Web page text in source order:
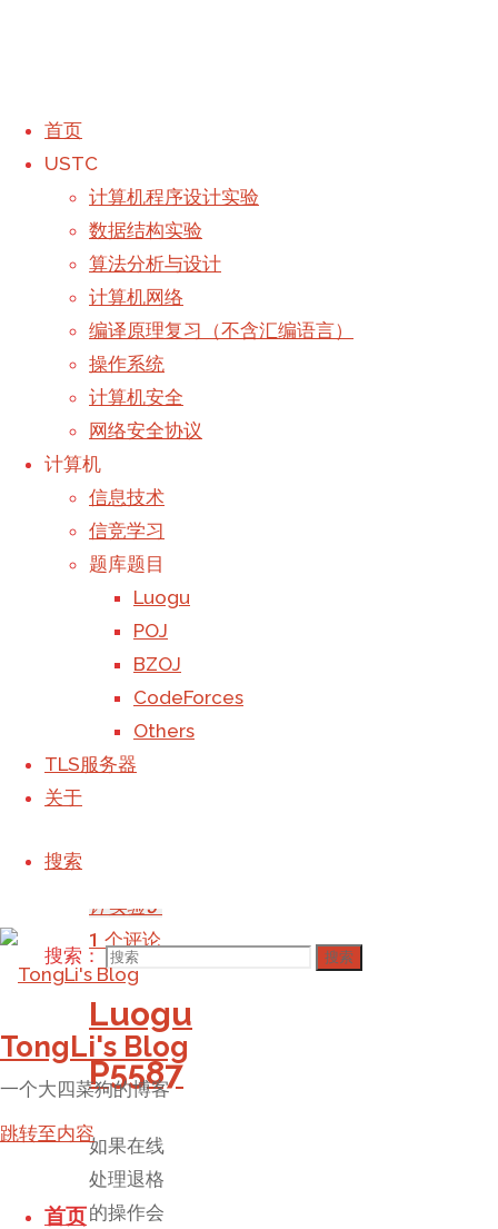
首页
USTC
计算机程序设计实验
数据结构实验
算法分析与设计
计算机网络
编译原理复习（不含汇编语言）
操作系统
计算机安全
网络安全协议
计算机
信息技术
信竞学习
题库题目
Luogu
POJ
BZOJ
CodeForces
Others
TLS服务器
关于
搜索
搜索： 搜索
TongLi's Blog
一个大四菜狗的博客
跳转至内容
首页
标签：字符串
文章
标记 "字 程序
设计
实验
5
计算机程
序设计实
验课练习
信息技术
字符串
/模拟
计实验5"
1 个评论
Luogu
P5587
如果在线
处理退格
的操作会
首页-
USTC
计算机-
关于
搜索：